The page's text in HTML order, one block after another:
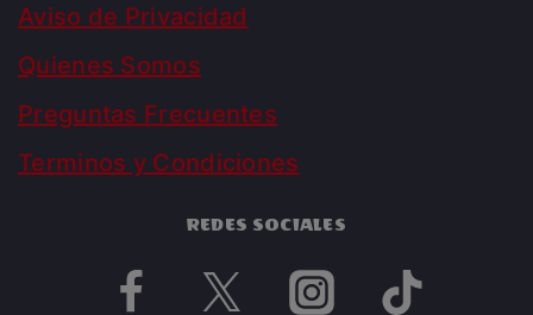
Aviso de Privacidad
Quienes Somos
Preguntas Frecuentes
Terminos y Condiciones
REDES SOCIALES